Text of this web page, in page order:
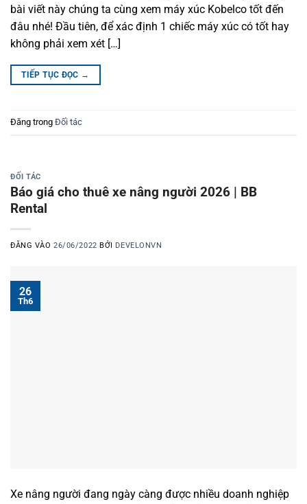
bài viết này chúng ta cùng xem máy xúc Kobelco tốt đến
đâu nhé! Đầu tiên, để xác định 1 chiếc máy xúc có tốt hay
không phải xem xét […]
TIẾP TỤC ĐỌC →
Đăng trong Đối tác
ĐỐI TÁC
Báo giá cho thuê xe nâng người 2026 | BB
Rental
ĐĂNG VÀO26/06/2022 BỞI DEVELONVN
26
Th6
Xe nâng người đang ngày càng được nhiều doanh nghiệp